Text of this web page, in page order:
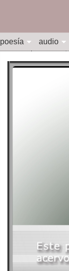
poesía audio